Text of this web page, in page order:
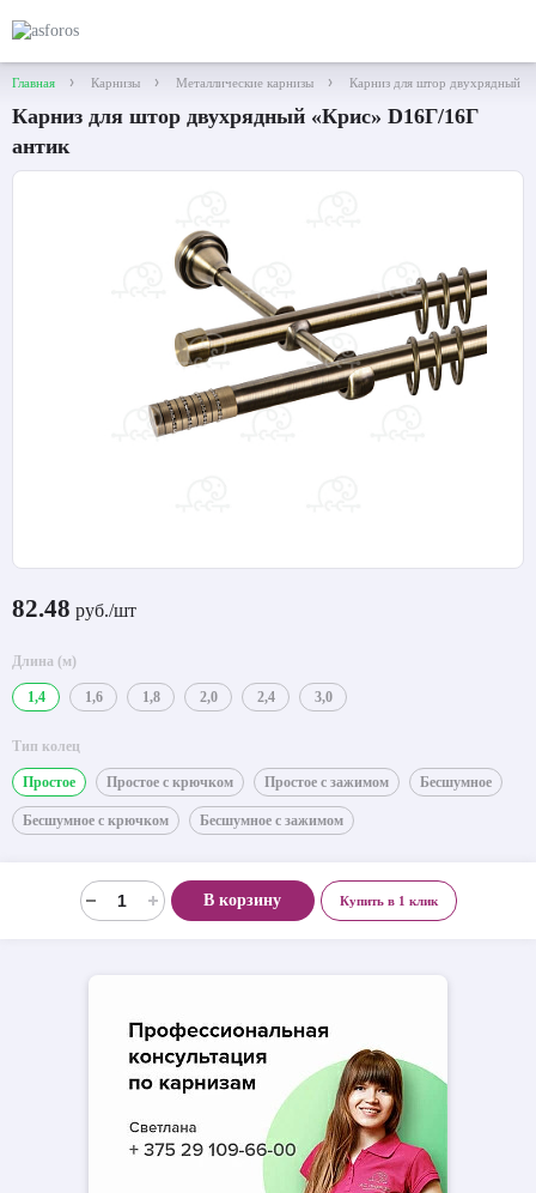
Главная Карнизы Металлические карнизы Карниз для штор двухрядный
Карниз для штор двухрядный «Крис» D16Г/16Г
антик
82.48 руб./шт
Длина (м)
1,4 1,6 1,8 2,0 2,4 3,0
Тип колец
Простое Простое с крючком Простое с зажимом Бесшумное
Бесшумное с крючком Бесшумное с зажимом
В корзину Купить в 1 клик